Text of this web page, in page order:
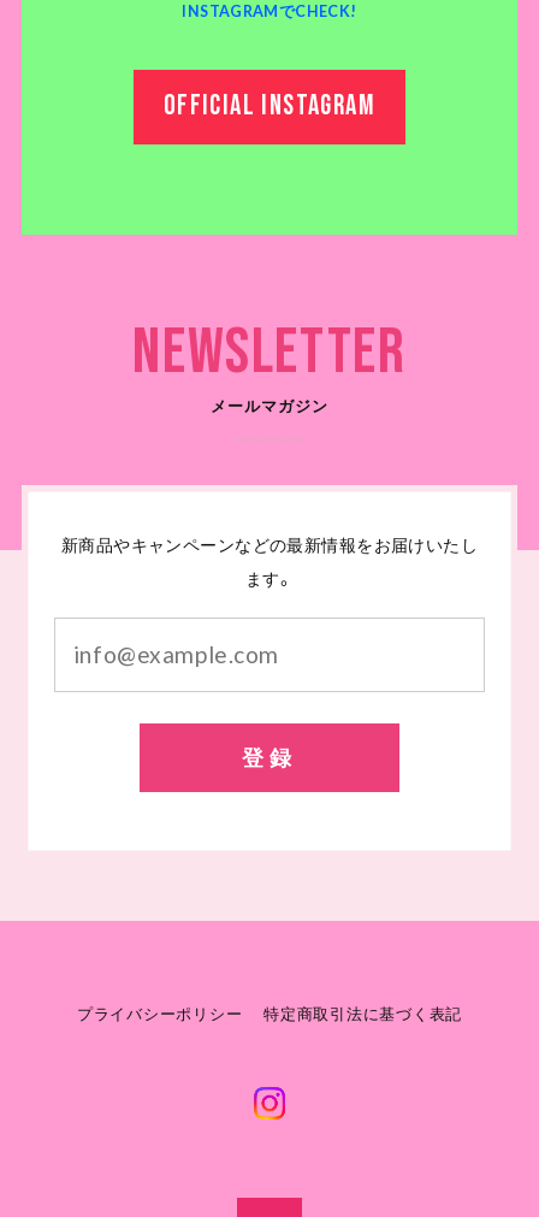
INSTAGRAMでCHECK!
OFFICIAL INSTAGRAM
Newsletter
メールマガジン
新商品やキャンペーンなどの最新情報をお届けいたし
ます。
登録
プライバシーポリシー 特定商取引法に基づく表記